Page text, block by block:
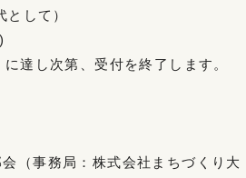
して）
達し次第、受付を終了します。
（事務局：株式会社まちづくり大